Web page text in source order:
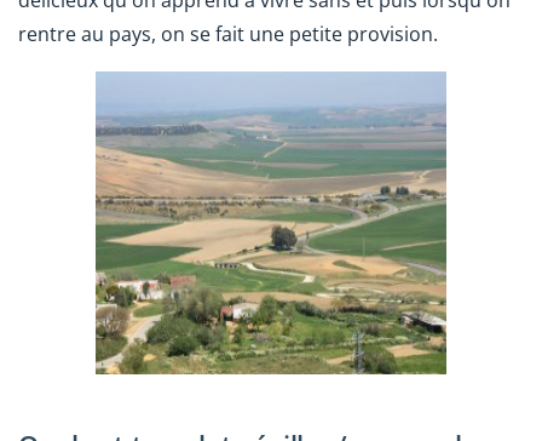
rentre au pays, on se fait une petite provision.